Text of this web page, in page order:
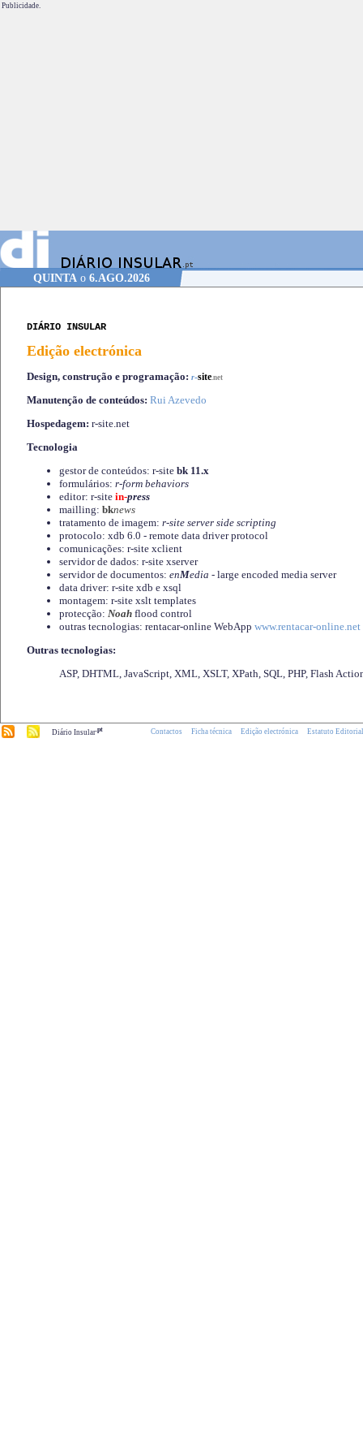
Publicidade.
QUINTAo 6.AGO.2026
DIÁRIO INSULAR
Edição electrónica
Design, construção e programação: r-site.net
Manutenção de conteúdos: Rui Azevedo
Hospedagem: r-site.net
Tecnologia
gestor de conteúdos: r-site bk 11.x
formulários: r-form behaviors
editor: r-site in-press
mailling: bknews
tratamento de imagem: r-site server side scripting
protocolo: xdb 6.0 - remote data driver protocol
comunicações: r-site xclient
servidor de dados: r-site xserver
servidor de documentos: enMedia - large encoded media server
data driver: r-site xdb e xsql
montagem: r-site xslt templates
protecção: Noah flood control
outras tecnologias: rentacar-online WebApp www.rentacar-online.net
Outras tecnologias:
ASP, DHTML, JavaScript, XML, XSLT, XPath, SQL, PHP, Flash
Diário Insular.pt Contactos Ficha técnica Edição electrónica Estatuto Editorial